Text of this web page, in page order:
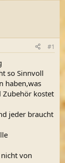
#1
so Sinnvoll
haben,was
Zubehör kostet
jeder braucht
von